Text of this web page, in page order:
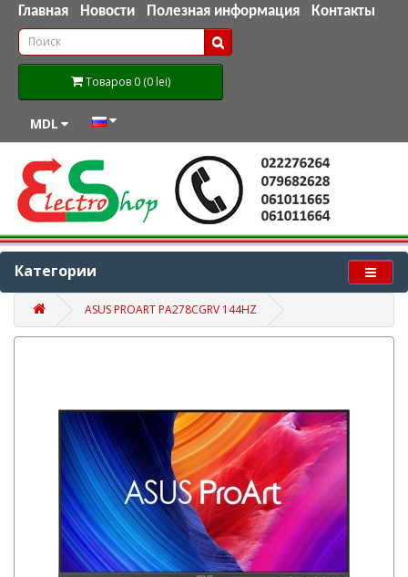
Главная Новости Полезная информация Контакты
Товаров 0 (0 lei)
MDL
Категории
ASUS PROART PA278CGRV 144HZ